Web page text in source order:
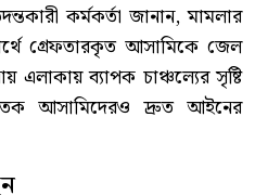
কর্মকর্তা জানান, মামলার
গ্রেফতারকৃত আসামিকে জেল
এলাকায় ব্যাপক চাঞ্চল্যের সৃষ্টি
আসামিদেরও দ্রুত আইনের